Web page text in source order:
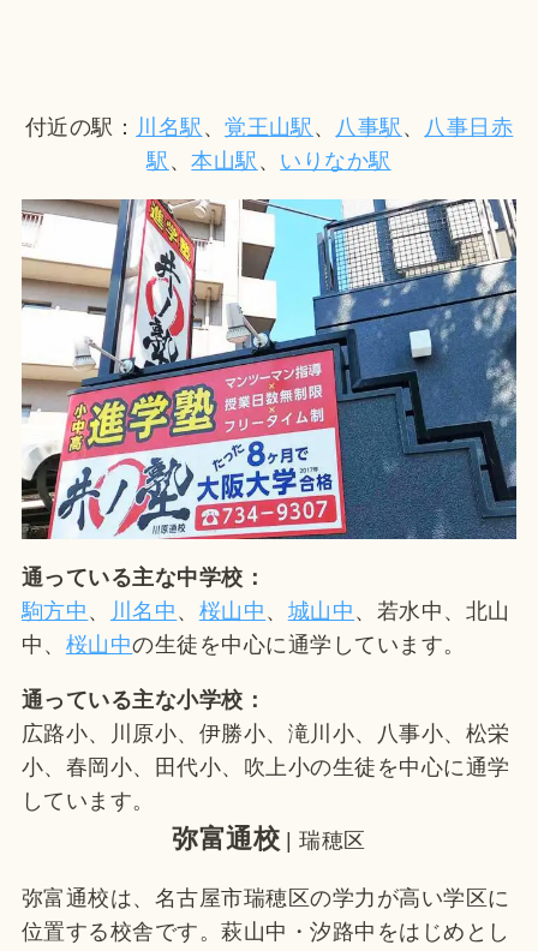
付近の駅： 川名駅 、覚王山駅 、 八事駅 、 八事日赤
駅 、本山駅 、 いりなか駅
通っている主な中学校：
駒方中 、 川名中 、 桜山中 、 城山中 、若水中、北山
中、 桜山中の生徒を中心に通学しています。
通っている主な小学校：
広路小、川原小、伊勝小、滝川小、八事小、松栄
小、春岡小、田代小、吹上小の生徒を中心に通学
しています。
弥富通校 | 瑞穂区
弥富通校は、名古屋市瑞穂区の学力が高い学区に
位置する校舎です。萩山中・汐路中をはじめとし